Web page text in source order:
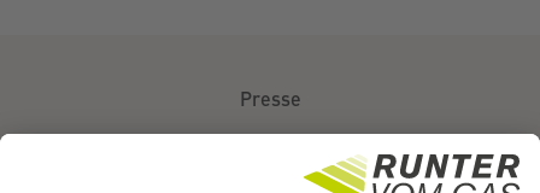
Presse